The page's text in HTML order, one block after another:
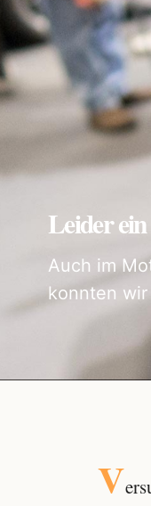
Leider
Auch im
konnten
V